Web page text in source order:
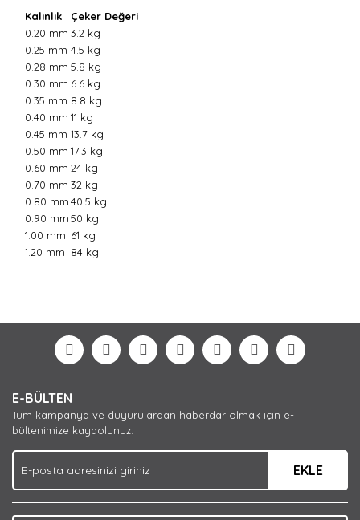
Kalınlık
Çeker Değeri
0.20 mm 3.2 kg
0.25 mm 4.5 kg
0.28 mm 5.8 kg
0.30 mm 6.6 kg
0.35 mm 8.8 kg
0.40 mm 11 kg
0.45 mm 13.7 kg
0.50 mm 17.3 kg
0.60 mm 24 kg
0.70 mm 32 kg
0.80 mm40.5 kg
0.90 mm50 kg
1.00 mm 61 kg
1.20 mm 84 kg
Yorum Yaz
formunu kullanarak tarafımıza iletebilirsiniz.
Görüş ve önerileriniz için teşekkür ederiz.
Ürün açıklamasında eksik bilgiler bulunuyor.
Ürün bilgilerinde hatalar bulunuyor.
Ürün fiyatı diğer sitelerden daha pahalı.
Bu ürüne benzer farklı alternatifler olmalı.
E-BÜLTEN
Tüm kampanya ve duyurulardan haberdar olmak için e-
bültenimize kaydolunuz.
EKLE